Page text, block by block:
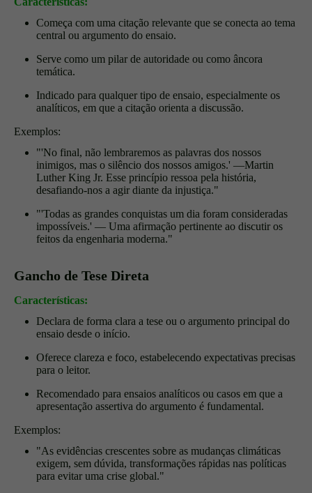
Começa com uma citação relevante que se conecta ao tema
central ou argumento do ensaio.
Serve como um pilar de autoridade ou como âncora
temática.
Indicado para qualquer tipo de ensaio, especialmente os
analíticos, em que a citação orienta a discussão.
Exemplos:
"'No final, não lembraremos as palavras dos nossos
inimigos, mas o silêncio dos nossos amigos.' —Martin
Luther King Jr. Esse princípio ressoa pela história,
desafiando-nos a agir diante da injustiça."
"'Todas as grandes conquistas um dia foram consideradas
impossíveis.' — Uma afirmação pertinente ao discutir os
feitos da engenharia moderna."
Gancho de Tese Direta
Características:
Declara de forma clara a tese ou o argumento principal do
ensaio desde o início.
Oferece clareza e foco, estabelecendo expectativas precisas
para o leitor.
Recomendado para ensaios analíticos ou casos em que a
apresentação assertiva do argumento é fundamental.
Exemplos:
"As evidências crescentes sobre as mudanças climáticas
exigem, sem dúvida, transformações rápidas nas políticas
para evitar uma crise global."